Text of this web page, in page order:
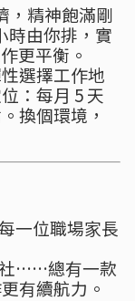
，精神飽滿剛
時由你排，實
更平衡。
選擇工作地
：每月 5 天
換個環境，
一位職場家長
……總有一款
有續航力。